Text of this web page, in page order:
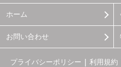
ホーム
お問い合わせ
プライバシーポリシー 利用規約